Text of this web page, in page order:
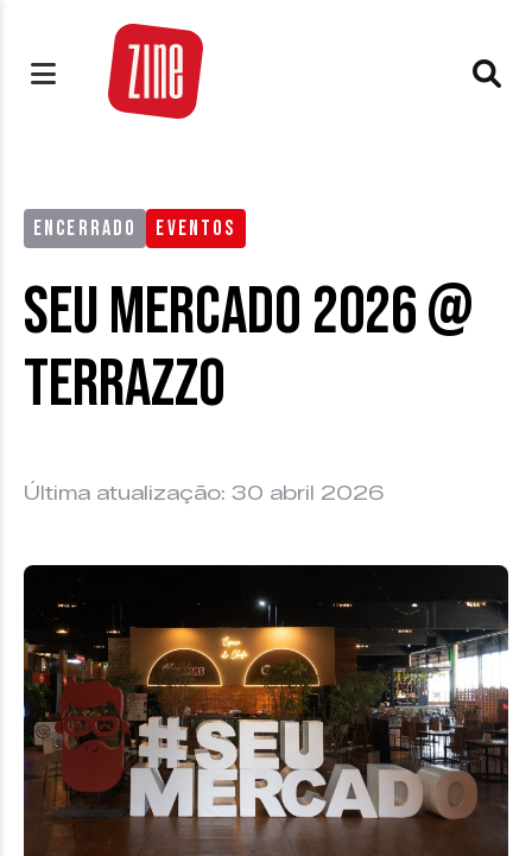
ENCERRADO EVENTOS
Seu Mercado 2026 @
Terrazzo
Última atualização: 30 abril 2026